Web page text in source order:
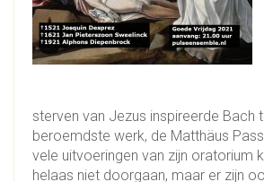
sterven van Jezus inspireerde Bach
beroemdste werk, de Matthäus
vele uitvoeringen van zijn oratorium
helaas niet doorgaan, maar er zijn